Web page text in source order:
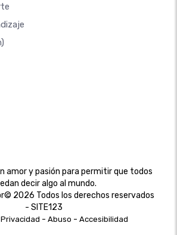
amor y pasión para permitir que todos
decir algo al mundo.
2026 Todos los derechos reservados
- SITE123
Privacidad - Abuso - Accesibilidad